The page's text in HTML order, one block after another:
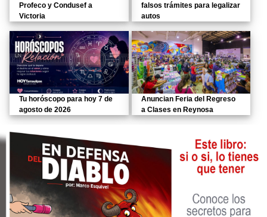
Profeco y Condusef a
Victoria
falsos trámites para legalizar
autos
Tu horóscopo para hoy 7 de
agosto de 2026
Anuncian Feria del Regreso
a Clases en Reynosa